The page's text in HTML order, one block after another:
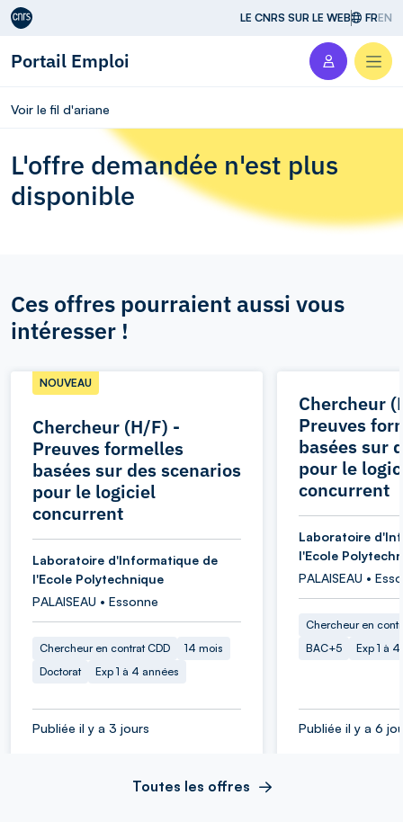
Aller au contenu LE CNRS SUR LE WEB FREN
Portail Emploi
Voir le fil d'ariane
L'offre demandée n'est plus
disponible
Ces offres pourraient aussi vous
intéresser !
Chercheur (H/F) -
Preuves formelles
basées sur des scenarios
pour le logiciel
concurrent
NOUVEAU
Laboratoire d'Informatique de
l'Ecole Polytechnique
PALAISEAU • Essonne
Chercheur en contrat CDD
14 mois
Doctorat
Exp 1 à 4 années
Publiée il y a 3 jours
Chercheur
Preuves
basées sur
pour le
concurrent
Laboratoire
l'Ecole
PALAISEAU •
Chercheur en
BAC+5
Exp 1 à
Publiée il y a 6
Toutes les offres